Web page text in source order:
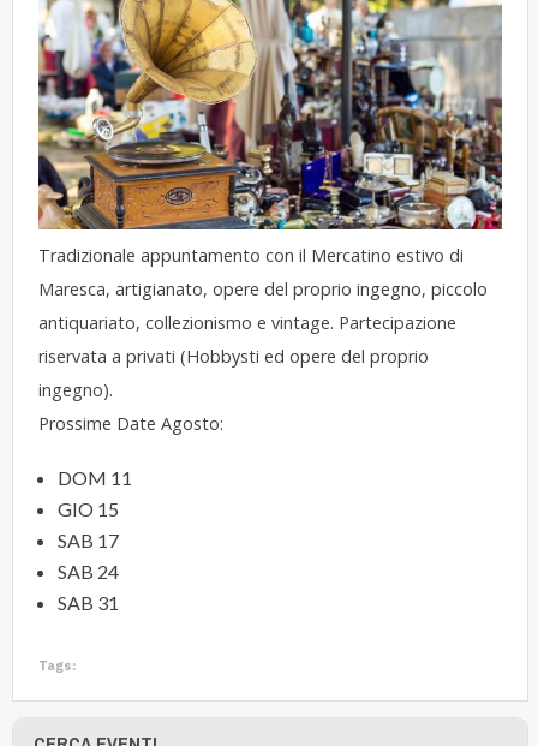
Tradizionale appuntamento con il Mercatino estivo di
Maresca, artigianato, opere del proprio ingegno, piccolo
antiquariato, collezionismo e vintage. Partecipazione
riservata a privati (Hobbysti ed opere del proprio
ingegno).
Prossime Date Agosto:
DOM 11
GIO 15
SAB 17
SAB 24
SAB 31
Tags: